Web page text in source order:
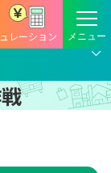
レーション